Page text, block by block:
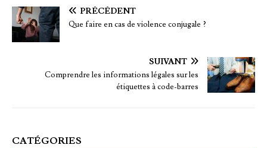
PRÉCÉDENT
Que faire en cas de violence conjugale ?
SUIVANT
Comprendre les informations légales sur les
étiquettes à code-barres
CATÉGORIES